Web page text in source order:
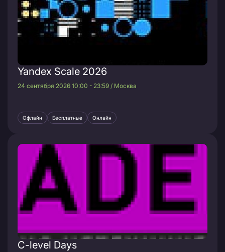
Yandex Scale 2026
24 сентября 2026 10:00 - 23:59 / Москва
Офлайн Бесплатные Онлайн
C-level Days